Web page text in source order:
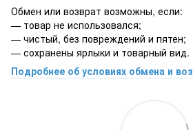
Обмен или возврат возможны, если:
— товар не использовался;
— чистый, без повреждений и пятен;
— сохранены ярлыки и товарный вид.
Подробнее об условиях обмена и